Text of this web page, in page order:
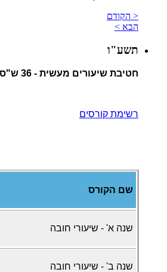
< הקודם
הבא >
תשע"ו
חטיבת שיעורים מעשית - 36 ש"ס:
רשימת קורסים
שם הקורס
שנה א' - שיעורי חובה
שנה ב' - שיעורי חובה